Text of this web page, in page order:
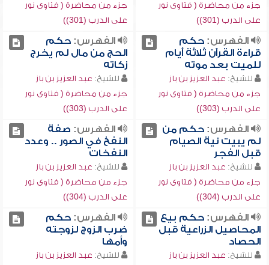
جزء من محاضرة ( فتاوى نور
على الدرب (301))
جزء من محاضرة ( فتاوى نور
على الدرب (301))
الفهرس:حكم
قراءة القرآن ثلاثة أيام
للميت بعد موته
للشيخ: عبد العزيز بن باز
جزء من محاضرة ( فتاوى نور
على الدرب (303))
الفهرس:حكم
الحج من مال لم يخرج
زكاته
للشيخ: عبد العزيز بن باز
جزء من محاضرة ( فتاوى نور
على الدرب (303))
الفهرس:حكم من
لم يبيت نية الصيام
قبل الفجر
للشيخ: عبد العزيز بن باز
جزء من محاضرة ( فتاوى نور
على الدرب (304))
الفهرس: صفة
النفخ في الصور .. وعدد
النفخات
للشيخ: عبد العزيز بن باز
جزء من محاضرة ( فتاوى نور
على الدرب (304))
الفهرس:حكم بيع
المحاصيل الزراعية قبل
الحصاد
للشيخ: عبد العزيز بن باز
الفهرس:حكم
ضرب الزوج لزوجته
وأمها
للشيخ: عبد العزيز بن باز